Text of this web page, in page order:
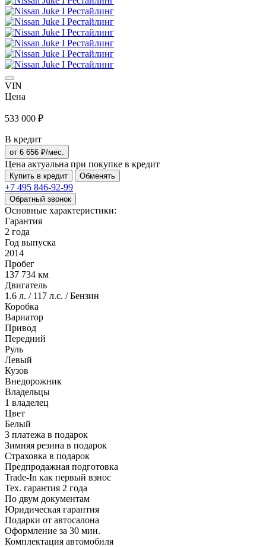
VIN
Цена
533 000 ₽
В кредит
от 6 656 ₽/мес.
Цена актуальна при покупке в кредит
Купить в кредит Обменять
+7 495 846-92-99
Обратный звонок
Основные характеристики:
Гарантия
2 года
Год выпуска
2014
Пробег
137 734 км
Двигатель
1.6 л. / 117 л.с. / Бензин
Коробка
Вариатор
Привод
Передний
Руль
Левый
Кузов
Внедорожник
Владельцы
1 владелец
Цвет
Белый
3 платежа в подарок
Зимняя резина в подарок
Страховка в подарок
Предпродажная подготовка
Trade-In как первый взнос
Тех. гарантия 2 года
По двум документам
Юридическая гарантия
Подарки от автосалона
Оформление за 30 мин.
Комплектация автомобиля